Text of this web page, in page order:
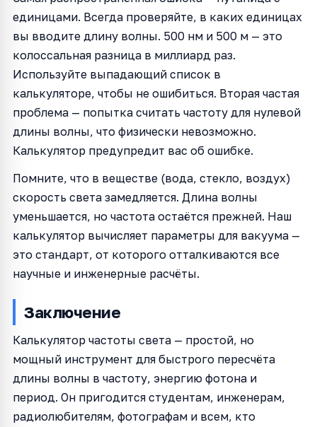
единицами. Всегда проверяйте, в каких единицах
вы вводите длину волны. 500 нм и 500 м — это
колоссальная разница в миллиард раз.
Используйте выпадающий список в
калькуляторе, чтобы не ошибиться. Вторая частая
проблема — попытка считать частоту для нулевой
длины волны, что физически невозможно.
Калькулятор предупредит вас об ошибке.
Помните, что в веществе (вода, стекло, воздух)
скорость света замедляется. Длина волны
уменьшается, но частота остаётся прежней. Наш
калькулятор вычисляет параметры для вакуума —
это стандарт, от которого отталкиваются все
научные и инженерные расчёты.
Заключение
Калькулятор частоты света — простой, но
мощный инструмент для быстрого пересчёта
длины волны в частоту, энергию фотона и
период. Он пригодится студентам, инженерам,
радиолюбителям, фотографам и всем, кто